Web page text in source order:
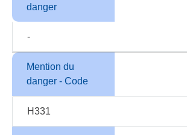
danger
-
Mention du
danger - Code
H331